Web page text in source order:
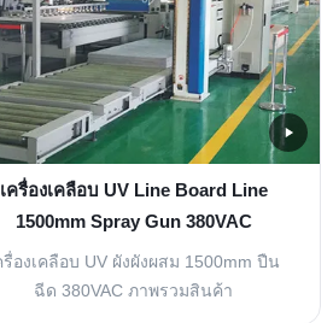
เครื่องเคลือบ UV Line Board Line
1500mm Spray Gun 380VAC
รื่องเคลือบ UV ผังผังผสม 1500mm ปืน
ฉีด 380VAC ภาพรวมสินค้า